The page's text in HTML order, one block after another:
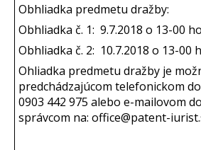
Obhliadka predmetu dražby:
Obhliadka č. 1: 9.7.2018 o 13-00
Obhliadka č. 2: 10.7.2018 o 13-00
Ohliadka predmetu dražby je
predchádzajúcom telefonickom
0903 442 975 alebo e-mailovom
správcom na: office@patent-